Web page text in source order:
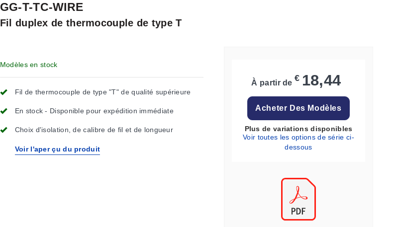
GG-T-TC-WIRE
Fil duplex de thermocouple de type T
Modèles en stock
Fil de thermocouple de type "T" de qualité supérieure
En stock - Disponible pour expédition immédiate
Choix d'isolation, de calibre de fil et de longueur
Voir l'aper çu du produit
À partir de € 18,44
Acheter Des Modèles
Plus de variations disponibles
Voir toutes les options de série ci-
dessous